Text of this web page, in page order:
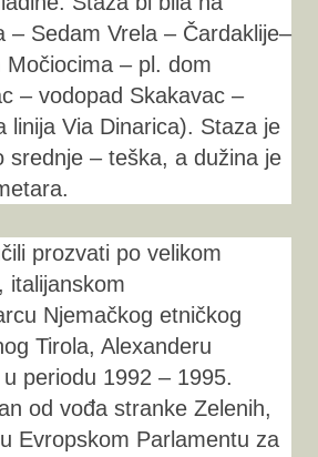
– Sedam Vrela – Čardaklije–
Močiocima – pl. dom
– vodopad Skakavac –
linija Via Dinarica). Staza je
srednje – teška, a dužina je
prozvati po velikom
italijanskom
Njemačkog etničkog
Tirola, Alexanderu
periodu 1992 – 1995.
od vođa stranke Zelenih,
u Evropskom Parlamentu za